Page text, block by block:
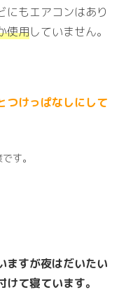
にもエアコンはあり
使用していません。
つけっぱなしにして
す。
ますが夜はだいたい
て寝ています。